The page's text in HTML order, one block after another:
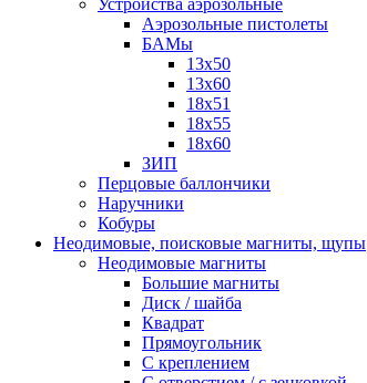
Аэрозольные пистолеты
БАМы
13х50
13х60
18х51
18х55
18х60
ЗИП
Перцовые баллончики
Наручники
Кобуры
Неодимовые, поисковые магниты, щупы
Неодимовые магниты
Большие магниты
Диск / шайба
Квадрат
Прямоугольник
С креплением